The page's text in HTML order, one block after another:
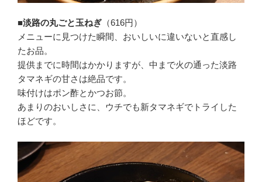
■淡路の丸ごと玉ねぎ （616円）
メニューに見つけた瞬間、おいしいに違いないと直感し
たお品。
提供までに時間はかかりますが、中まで火の通った淡路
タマネギの甘さは絶品です。
味付けはポン酢とかつお節。
あまりのおいしさに、ウチでも新タマネギでトライした
ほどです。